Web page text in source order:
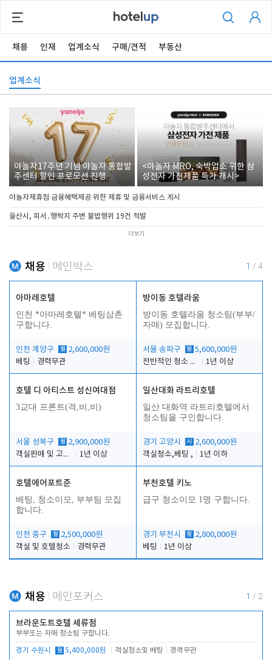
채용 인재 업계소식 구매/견적 부동산
업계소식
야놀자17주년 기념 야놀자 통합발
주센터 할인 프로모션 진행
<야놀자 MRO, 숙박업소 위한 삼
성전자 가전제품 특가 개시>
야놀자제휴점 금융혜택제공 위한 제휴 및 금융서비스 게시
울산시, 피서․행락지 주변 불법행위 19건 적발
더보기
채용 메인박스 1 / 4
아마레호텔
인천 *아마레호텔* 베팅삼촌
구합니다.
인천 계양구 월 2,600,000원
베팅
경력무관
방이동 호텔라움
방이동 호텔라움 청소팀(부부/
자매) 모집합니다.
서울 송파구 월 5,600,000원
전반적인 청소 업무(객실청소.객실정리)
1년 이상
호텔 디 아티스트 성신여대점
3교대 프론트(격,비,비)
서울 성북구 월 2,900,000원
객실판매 및 고객응대
1년 이상
일산대화 라트리호텔
일산 대화역 라트리호텔에서
청소팀을 구인합니다.
경기 고양시 시
2,600,000원
객실청소,베팅 ,
1년 이하
호텔에어포트준
베팅, 청소이모, 부부팀 모집
합니다.
인천 중구 월 2,500,000원
객실 및 호텔청소
경력무관
부천호텔 키노
급구 청소이모 1명 구합니다.
경기 부천시 월 2,800,000원
베팅
1년 이상
채용 메인포커스 1 / 2
브라운도트호텔 세류점
부부또는 자매 청소팀 구합니다.
경기 수원시 월 5,400,000원 객실청소및 베팅 경력무관